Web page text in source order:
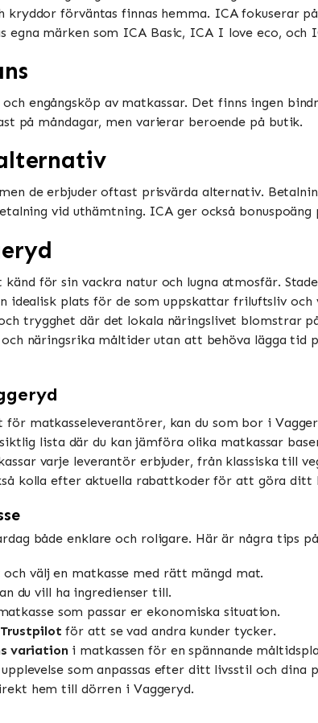
kryddor förväntas finnas hemma​​. ICA fokuserar
egna märken som ICA Basic, ICA I love eco, och
engångsköp av matkassar. Det finns ingen
på måndagar, men varierar beroende på butik​​​​.
de erbjuder oftast prisvärda alternativ.
vid uthämtning. ICA ger också bonuspoäng
för sin vackra natur och lugna atmosfär.
idealisk plats för de som uppskattar friluftsliv
trygghet där det lokala näringslivet blomstrar
näringsrika måltider utan att behöva lägga tid
för matkasseleverantörer, kan du som bor i
lista där du kan jämföra olika matkassar
varje leverantör erbjuder, från klassiska till
kolla efter aktuella rabattkoder för att göra ditt
både enklare och roligare. Här är några tips
välj en matkasse med rätt mängd mat.
du vill ha ingredienser till.
som passar er ekonomiska situation.
för att se vad andra kunder tycker.
variationi matkassen för en spännande
som anpassas efter ditt livsstil och dina
hem till dörren i Vaggeryd.